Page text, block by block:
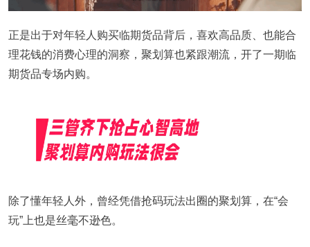
正是出于对年轻人购买临期货品背后，喜欢高品质、也能合
理花钱的消费心理的洞察，聚划算也紧跟潮流，开了一期临
期货品专场内购。
除了懂年轻人外，曾经凭借抢码玩法出圈的聚划算，在“会
玩”上也是丝毫不逊色。